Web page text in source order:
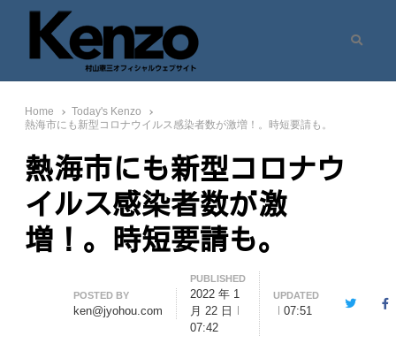
七転八起 – 村山憲三 Official Site
村山憲三ウェブサイト
Home
Today's Kenzo
熱海市にも新型コロナウイルス感染者数が激増！。時短要請も。
熱海市にも新型コロナウ
イルス感染者数が激
増！。時短要請も。
Author
POSTED BY
ken@jyohou.com
PUBLISHED
2022 年 1
月 22 日
07:42
UPDATED
07:51 Twitter